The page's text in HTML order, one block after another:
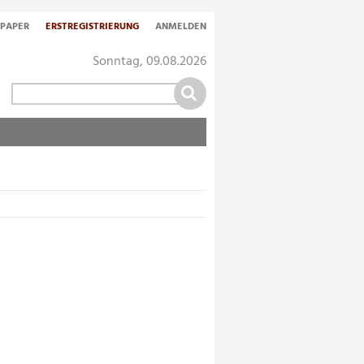
Sonntag, 09.08.2026
ERSTREGISTRIERUNG ANMELDEN